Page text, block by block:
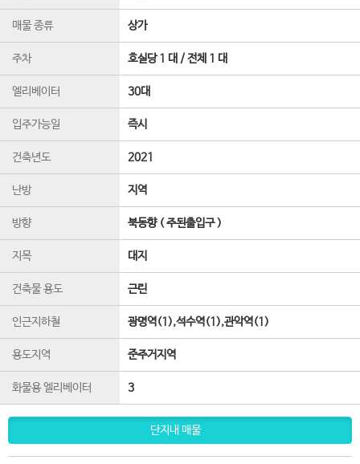
매물 종류 상가
주차 호실당 1 대 / 전체 1 대
엘리베이터 30대
입주가능일 즉시
건축년도 2021
난방 지역
방향 북동향 ( 주된출입구 )
지목 대지
건축물 용도 근린
인근지하철 광명역(1),석수역(1),관악역(1)
용도지역 준주거지역
화물용 엘리베이터 3
단지내 매물